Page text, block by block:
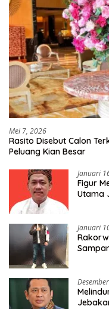
Mei 7, 2026
Rasito Disebut Calon
Peluang Kian Besar
Januari
Figur
Utama
Januari